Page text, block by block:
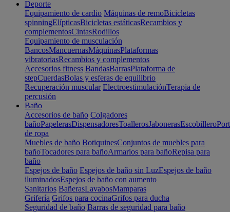
Deporte
Equipamiento de cardio Máquinas de remoBicicletas
spinningElípticasBicicletas estáticasRecambios y
complementosCintasRodillos
Equipamiento de musculación
BancosMancuernasMáquinasPlataformas
vibratoriasRecambios y complementos
Accesorios fitness BandasBarrasPlataforma de
stepCuerdasBolas y esferas de equilibrio
Recuperación muscular ElectroestimulaciónTerapia de
percusión
Baño
Accesorios de baño Colgadores
bañoPapelerasDispensadoresToallerosJabonerasEscobillero
de ropa
Muebles de baño BotiquinesConjuntos de muebles para
bañoTocadores para bañoArmarios para bañoRepisa para
baño
Espejos de baño Espejos de baño sin LuzEspejos de baño
iluminadosEspejos de baño con aumento
Sanitarios BañerasLavabosMamparas
Grifería Grifos para cocinaGrifos para ducha
Seguridad de baño Barras de seguridad para baño